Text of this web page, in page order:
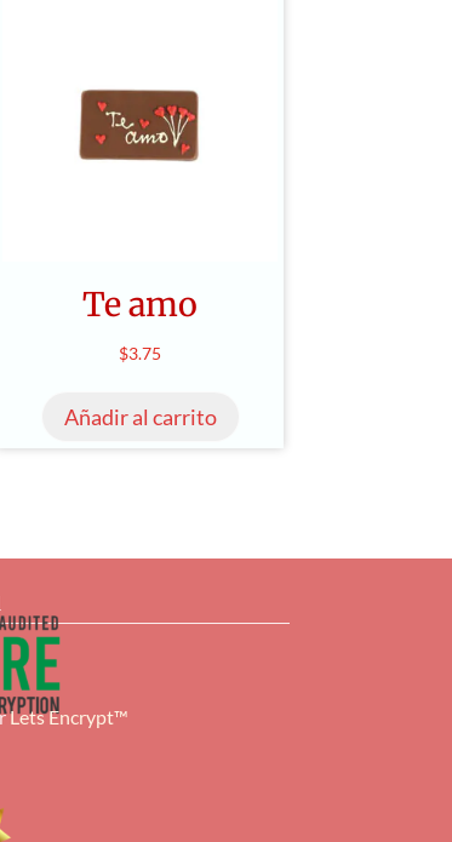
Te amo
$3.75
Añadir al carrito
Lets Encrypt™